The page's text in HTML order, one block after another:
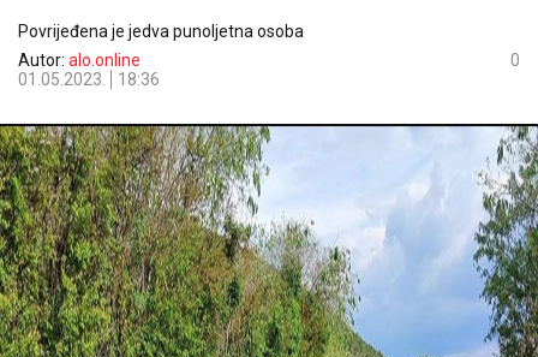
Povrijeđena je jedva punoljetna osoba
Autor: alo.online
01.05.2023.
18:36
0